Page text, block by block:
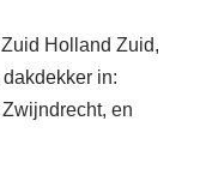
Holland Zuid,
in:
en